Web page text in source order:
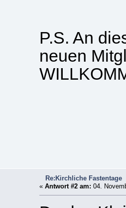
P.S. An
neuen
Re:Kirchliche Fastentage
« Antwort #2 am: 04.